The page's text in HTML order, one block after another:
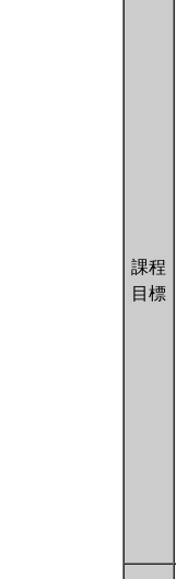
課程
目標